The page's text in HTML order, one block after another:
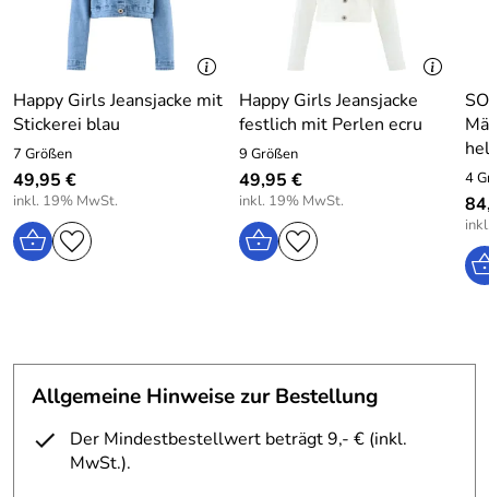
Happy Girls Jeansjacke mit
Stickerei blau
7 Größen
49,95 €
inkl. 19% MwSt.
Happy Girls Jeansjacke
festlich mit Perlen ecru
9 Größen
49,95 €
inkl. 19% MwSt.
4
Allgemeine Hinweise zur Bestellung
Der Mindestbestellwert beträgt 9,- € (inkl.
MwSt.).